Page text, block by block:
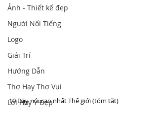
Ảnh - Thiết kế đẹp
Người Nổi Tiếng
Logo
Giải Trí
Hướng Dẫn
Thơ Hay Thơ Vui
Lời Hay Ý Đẹp
10 Dãy núi cao nhất Thế giới (tóm tắt)